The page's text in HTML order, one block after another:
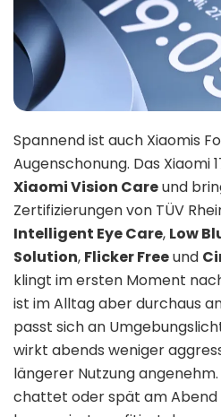
Spannend ist auch Xiaomis
Augenschonung. Das Xiaomi
Xiaomi Vision Careund
Zertifizierungen von TÜV
Intelligent Eye Care, Low
Solution, Flicker Freeund
klingt im ersten Moment
ist im Alltag aber durchaus
passt sich an
wirkt abends weniger
längerer Nutzung
chattet oder spät am